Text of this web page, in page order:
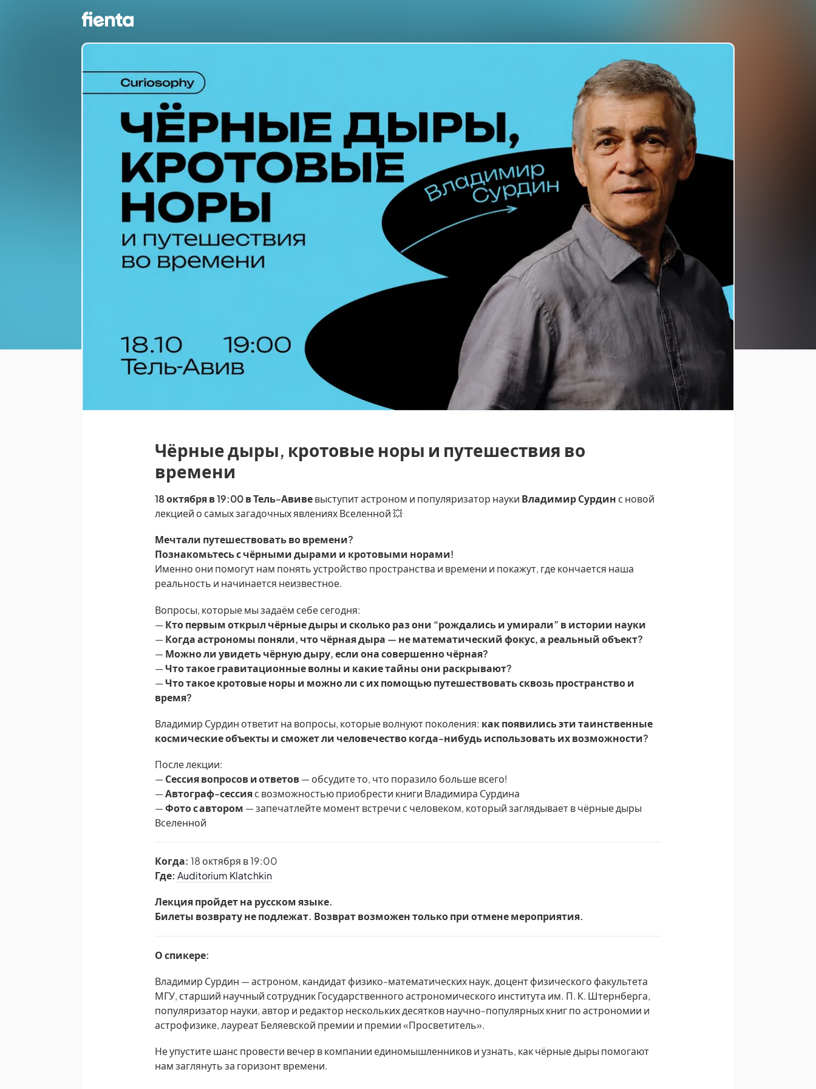
Чёрные дыры, кротовые норы и путешествия во
времени
18 октября в 19:00 в Тель-Авивевыступит астроном и популяризатор науки Владимир Сурдин с новой
лекцией о самых загадочных явлениях Вселенной 💥
Мечтали путешествовать во времени?
Познакомьтесь с чёрными дырами и кротовыми норами!
Именно они помогут нам понять устройство пространства и времени и покажут, где кончается наша
реальность и начинается неизвестное.
Вопросы, которые мы задаём себе сегодня:
—Кто первым открыл чёрные дыры и сколько раз они “рождались и умирали” в истории науки
—Когда астрономы поняли, что чёрная дыра — не математический фокус, а реальный объект?
—Можно ли увидеть чёрную дыру, если она совершенно чёрная?
—Что такое гравитационные волны и какие тайны они раскрывают?
—Что такое кротовые норы и можно ли с их помощью путешествовать сквозь пространство и
время?
Владимир Сурдин ответит на вопросы, которые волнуют поколения: как появились эти таинственные
космические объекты и сможет ли человечество когда-нибудь использовать их возможности?
После лекции:
—Сессия вопросов и ответов— обсудите то, что поразило больше всего!
—Автограф-сессияс возможностью приобрести книги Владимира Сурдина
—Фото с автором — запечатлейте момент встречи с человеком, который заглядывает в чёрные дыры
Вселенной
Когда: 18 октября в 19:00
Где: Auditorium Klatchkin
Лекция пройдет на русском языке.
Билеты возврату не подлежат. Возврат возможен только при отмене мероприятия.
О спикере:
Владимир Сурдин — астроном, кандидат физико-математических наук, доцент физического факультета
МГУ, старший научный сотрудник Государственного астрономического института им. П. К. Штернберга,
популяризатор науки, автор и редактор нескольких десятков научно-популярных книг по астрономии и
астрофизике, лауреат Беляевской премии и премии «Просветитель».
Не упустите шанс провести вечер в компании единомышленников и узнать, как чёрные дыры помогают
нам заглянуть за горизонт времени.